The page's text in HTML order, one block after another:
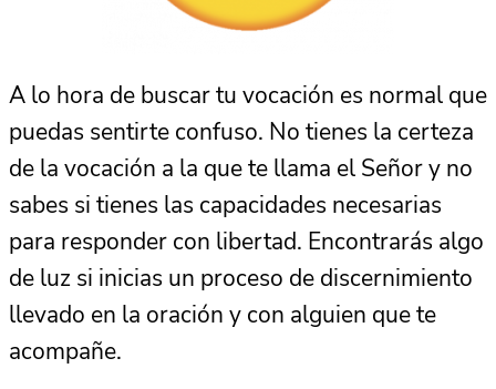
A lo hora de buscar tu vocación es normal que
puedas sentirte confuso. No tienes la certeza
de la vocación a la que te llama el Señor y no
sabes si tienes las capacidades necesarias
para responder con libertad. Encontrarás algo
de luz si inicias un proceso de discernimiento
llevado en la oración y con alguien que te
acompañe.